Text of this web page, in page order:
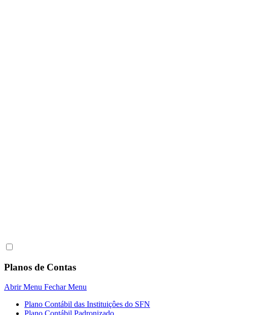
Planos de Contas
Abrir Menu Fechar Menu
Plano Contábil das Instituiçôes do SFN
Plano Contábil Padronizado